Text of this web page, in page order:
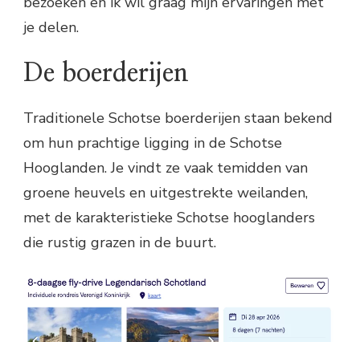
je delen.
De boerderijen
Traditionele Schotse boerderijen staan bekend
om hun prachtige ligging in de Schotse
Hooglanden. Je vindt ze vaak temidden van
groene heuvels en uitgestrekte weilanden,
met de karakteristieke Schotse hooglanders
die rustig grazen in de buurt.